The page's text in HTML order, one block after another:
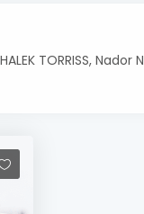
TORRISS, Nador